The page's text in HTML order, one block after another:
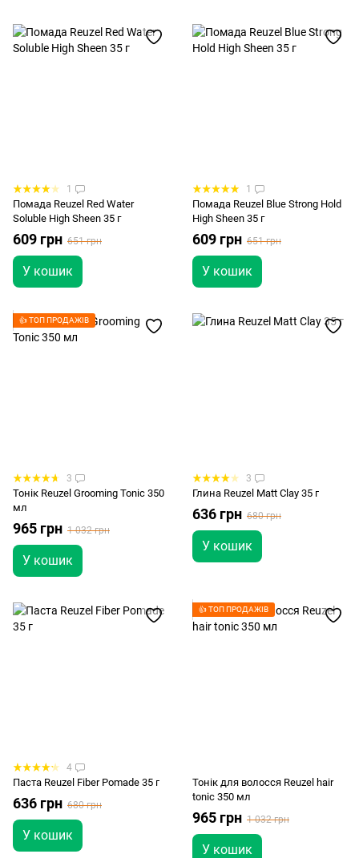
1
Помада Reuzel Red Water
Soluble High Sheen 35 г
609 грн 651 грн
У кошик
1
Помада Reuzel Blue Strong Hold
High Sheen 35 г
609 грн 651 грн
У кошик
👍 ТОП ПРОДАЖІВ
3
Тонік Reuzel Grooming Tonic 350
мл
965 грн 1 032 грн
У кошик
3
Глина Reuzel Matt Clay 35 г
636 грн 680 грн
У кошик
4
Паста Reuzel Fiber Pomade 35 г
636 грн 680 грн
У кошик
👍 ТОП ПРОДАЖІВ
Тонік для волосся Reuzel hair
tonic 350 мл
965 грн 1 032 грн
У кошик